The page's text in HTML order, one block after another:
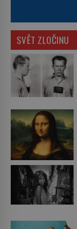
SVĚT ZLOČINU